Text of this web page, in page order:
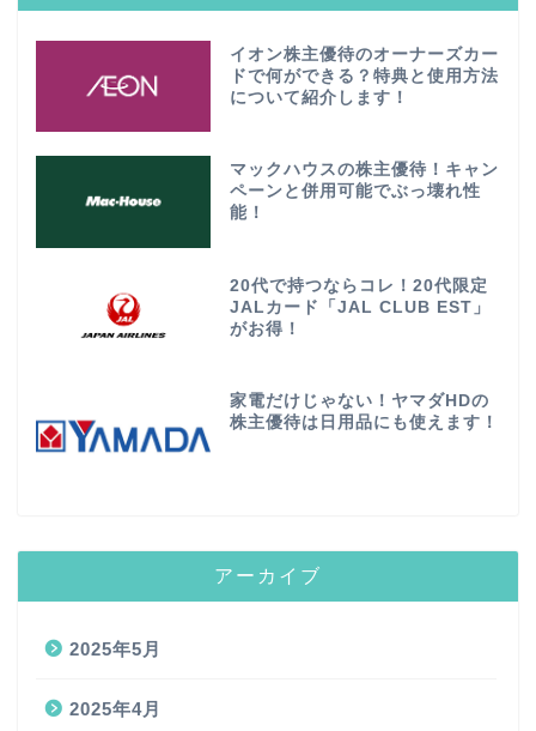
イオン株主優待のオーナーズカー
ドで何ができる？特典と使用方法
について紹介します！
マックハウスの株主優待！キャン
ペーンと併用可能でぶっ壊れ性
能！
20代で持つならコレ！20代限定
JALカード「JAL CLUB EST」
がお得！
家電だけじゃない！ヤマダHDの
株主優待は日用品にも使えます！
アーカイブ
2025年5月
2025年4月